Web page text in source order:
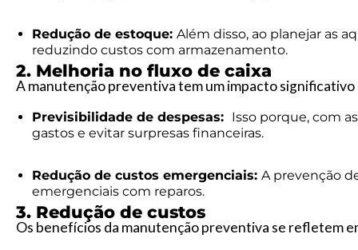
Redução de estoque: Além disso, ao planejar as
reduzindo custos com armazenamento.
2. Melhoria no fluxo de caixa
A manutenção preventiva tem um impacto
Previsibilidade de despesas: Isso porque, com
gastos e evitar surpresas financeiras.
Redução de custos emergenciais: A prevenção
emergenciais com reparos.
3. Redução de custos
Os benefícios da manutenção preventiva se refletem